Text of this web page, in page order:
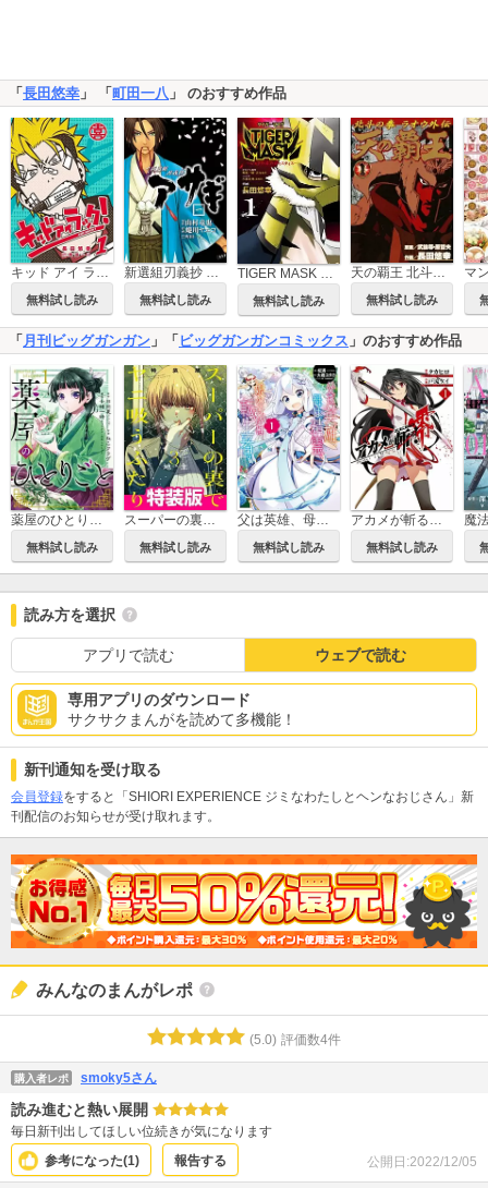
「長田悠幸 」 「町田一八 」 のおすすめ作品
キッド アイ ラック！
無料試し読み
新選組刃義抄 アサギ
無料試し読み 無料試し読み
天の覇王 北斗の拳 ラオウ外伝
無料試し読み
マ
「月刊ビッグガンガン 」「ビッグガンガンコミックス 」のおすすめ作品
薬屋のひとりごと
無料試し読み
スーパーの裏でヤニ吸うふたり 特装版
無料試し読み
父は英雄、母は精霊、娘の私は転生者。
無料試し読み
アカメが斬る！零
無料試し読み
読み方を選択
アプリで読む ウェブで読む
専用アプリのダウンロード
サクサクまんがを読めて多機能！
新刊通知を受け取る
会員登録をすると「SHIORI EXPERIENCE ジミなわたしとヘンなおじさん」新
刊配信のお知らせが受け取れます。
みんなのまんがレポ
(5.0) 評価数4件
購入者レポ smoky5さん
読み進むと熱い展開
毎日新刊出してほしい位続きが気になります
参考になった(1) 報告する 公開日:2022/12/05